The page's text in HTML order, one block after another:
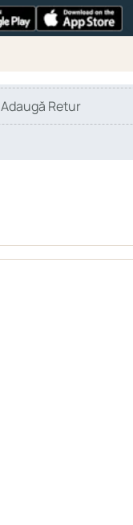
Adaugă Retur